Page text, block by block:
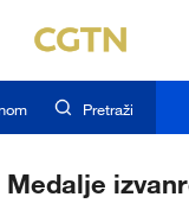
Pretraži